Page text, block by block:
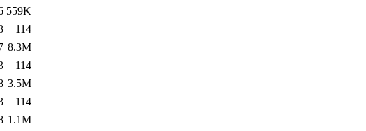
559K
114
8.3M
114
3.5M
114
1.1M